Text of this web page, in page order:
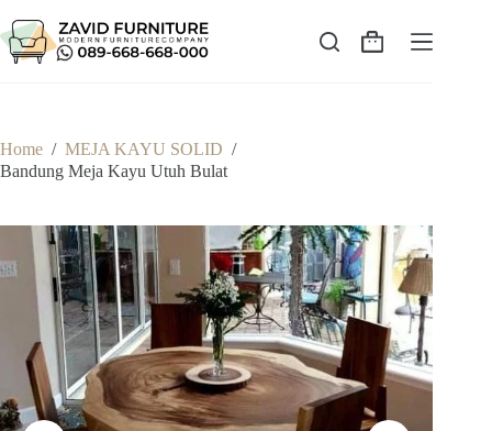
to
content
Shopping
Home / MEJA KAYU SOLID /
Bandung Meja Kayu Utuh Bulat